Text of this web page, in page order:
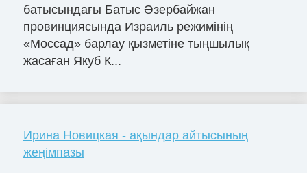
батысындағы Батыс Әзербайжан
провинциясында Израиль режимінің
«Моссад» барлау қызметіне тыңшылық
жасаған Якуб К...
Ирина Новицкая - ақындар айтысының
жеңімпазы